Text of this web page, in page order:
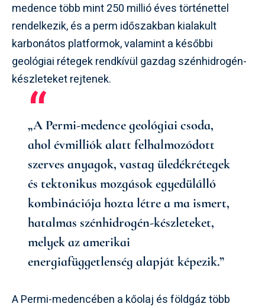
medence több mint 250 millió éves történettel
rendelkezik, és a perm időszakban kialakult
karbonátos platformok, valamint a későbbi
geológiai rétegek rendkívül gazdag szénhidrogén-
készleteket rejtenek.
„A Permi-medence geológiai csoda,
ahol évmilliók alatt felhalmozódott
szerves anyagok, vastag üledékrétegek
és tektonikus mozgások egyedülálló
kombinációja hozta létre a ma ismert,
hatalmas szénhidrogén-készleteket,
melyek az amerikai
energiafüggetlenség alapját képezik.”
A Permi-medencében a kőolaj és földgáz több